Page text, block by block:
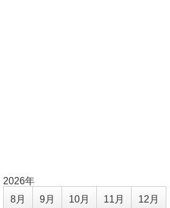
2026年
8月
9月 10月 11月 12月